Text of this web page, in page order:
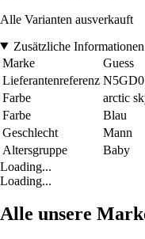
Alle Varianten ausverkauft
Zusätzliche Informationen
Marke
Guess
Lieferantenreferenz
Farbe
arctic
Farbe
Blau
Geschlecht
Mann
Altersgruppe
Baby
Loading...
Loading...
Alle unsere